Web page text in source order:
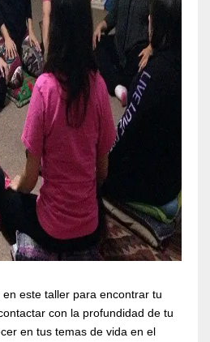
este taller para encontrar tu
con la profundidad de tu
en tus temas de vida en el